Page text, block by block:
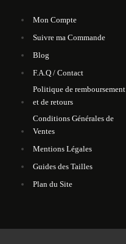
Mon Compte
Suivre ma Commande
Blog
F.A.Q / Contact
Politique de remboursement
et de retours
Conditions Générales de
Ventes
Mentions Légales
Guides des Tailles
Plan du Site